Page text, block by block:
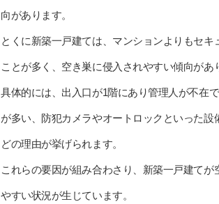
向があります。
とくに新築一戸建ては、マンションよりもセキ
ことが多く、空き巣に侵入されやすい傾向があ
具体的には、出入口が1階にあり管理人が不在
が多い、防犯カメラやオートロックといった設
どの理由が挙げられます。
これらの要因が組み合わさり、新築一戸建てが
やすい状況が生じています。